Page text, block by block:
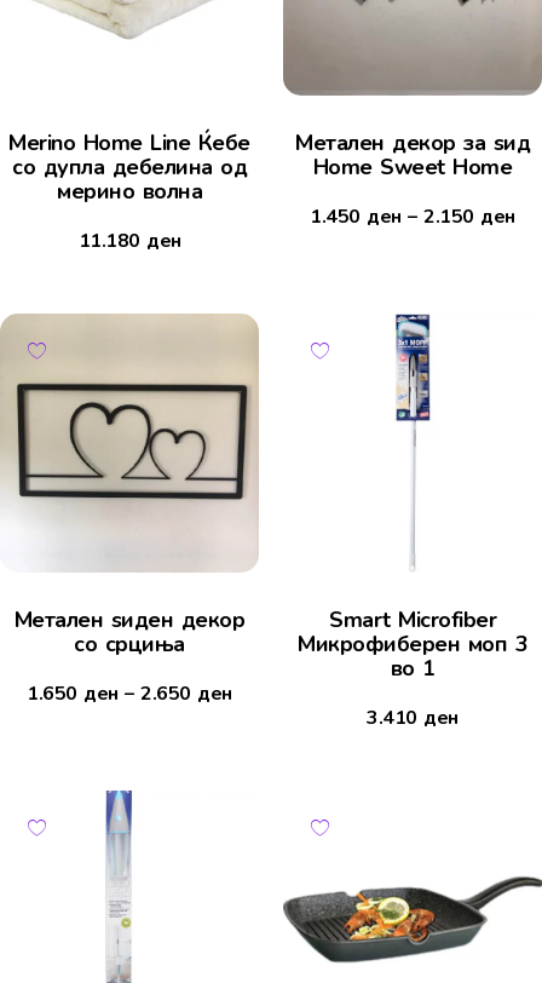
Merino Home Line Ќебе
со дупла дебелина од
мерино волна
11.180 ден
Mетален декор за ѕид
Home Sweet Home
1.450 ден –2.150 ден
Mетален ѕиден декор
со срциња
1.650 ден –2.650 ден
Smart Microfiber
Микрофиберен моп 3
во 1
3.410 ден